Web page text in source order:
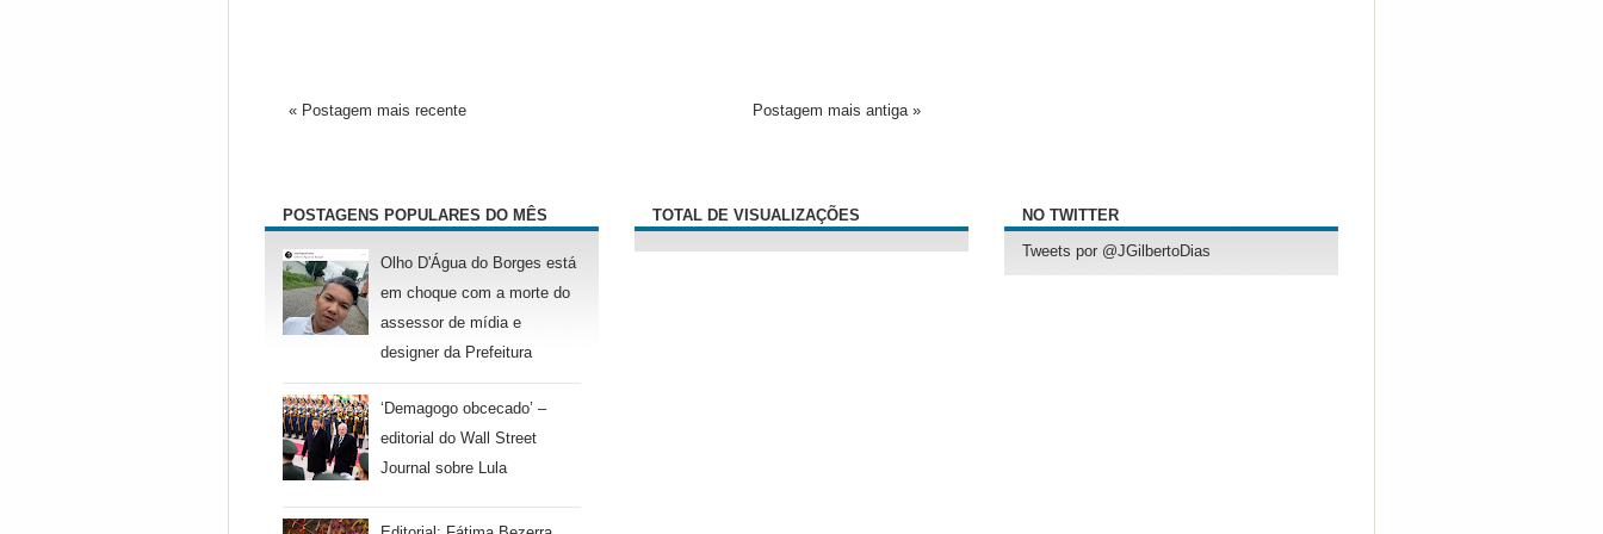
« Postagem mais recente Postagem mais antiga »
POSTAGENS POPULARES DO MÊS
Olho D'Água do Borges está
em choque com a morte do
assessor de mídia e
designer da Prefeitura
‘Demagogo obcecado’ –
editorial do Wall Street
Journal sobre Lula
TOTAL DE VISUALIZAÇÕES NO TWITTER
Tweets por @JGilbertoDias